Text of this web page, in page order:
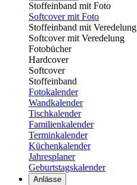
Stoffeinband mit Foto
Softcover mit Foto
Stoffeinband mit Veredelung
Softcover mit Veredelung
Fotobücher
Hardcover
Softcover
Stoffeinband
Fotokalender
Wandkalender
Tischkalender
Familienkalender
Terminkalender
Küchenkalender
Jahresplaner
Geburtstagskalender
Anlässe